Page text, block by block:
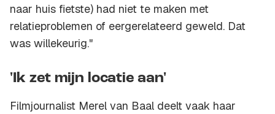
naar huis fietste) had niet te maken met
relatieproblemen of eergerelateerd geweld. Dat
was willekeurig."
'Ik zet mijn locatie aan'
Filmjournalist Merel van Baal deelt vaak haar